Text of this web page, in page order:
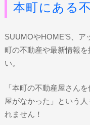
本町にある
SUUMOやHOME’S、
町の不動産や最新情報
い。
「本町の不動産屋さん
屋がなかった」という
れません！